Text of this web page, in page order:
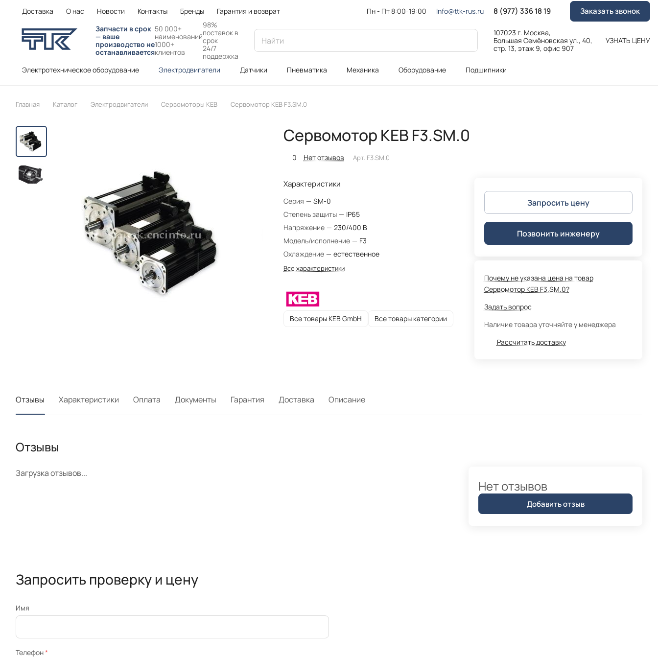
Доставка О нас Новости Контакты Бренды Гарантия и возврат Пн - Пт 8:00-19:00 Info@ttk-rus.ru 8 (977) 336 18 19 Заказать звонок
Запчасти в срок
— ваше
производство не
останавливается
50 000+
наименований
1000+
клиентов
98%
поставок в
срок
24/7
поддержка
107023 г. Москва,
Большая Семёновская ул., 40,
стр. 13, этаж 9, офис 907
УЗНАТЬ ЦЕНУ
Электротехническое оборудование Электродвигатели Датчики Пневматика Механика Оборудование Подшипники
Главная Каталог Электродвигатели Сервомоторы KEB Сервомотор KEB F3.SM.0
Сервомотор KEB F3.SM.0
0 Нет отзывов Арт. F3.SM.0
Характеристики
Серия — SM-0
Степень защиты — IP65
Напряжение — 230/400 В
Модель/исполнение — F3
Охлаждение — естественное
Все характеристики
Все товары KEB GmbH Все товары категории
Запросить цену
Позвонить инженеру
Почему не указана цена на товар
Сервомотор KEB F3.SM.0?
Задать вопрос
Наличие товара уточняйте у менеджера
Рассчитать доставку
Отзывы Характеристики Оплата Документы Гарантия Доставка Описание
Отзывы
Загрузка отзывов...
Нет отзывов
Добавить отзыв
Запросить проверку и цену
Имя
Телефон*